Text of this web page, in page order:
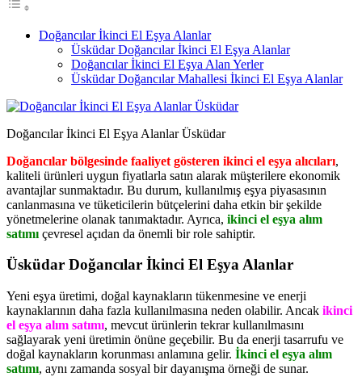
Doğancılar İkinci El Eşya Alanlar
Üsküdar Doğancılar İkinci El Eşya Alanlar
Doğancılar İkinci El Eşya Alan Yerler
Üsküdar Doğancılar Mahallesi İkinci El Eşya Alanlar
Doğancılar İkinci El Eşya Alanlar Üsküdar
Doğancılar bölgesinde faaliyet gösteren ikinci el eşya alıcıları,
kaliteli ürünleri uygun fiyatlarla satın alarak müşterilere ekonomik
avantajlar sunmaktadır. Bu durum, kullanılmış eşya piyasasının
canlanmasına ve tüketicilerin bütçelerini daha etkin bir şekilde
yönetmelerine olanak tanımaktadır. Ayrıca, ikinci el eşya alım
satımı çevresel açıdan da önemli bir role sahiptir.
Üsküdar Doğancılar İkinci El Eşya Alanlar
Yeni eşya üretimi, doğal kaynakların tükenmesine ve enerji
kaynaklarının daha fazla kullanılmasına neden olabilir. Ancak ikinci
el eşya alım satımı, mevcut ürünlerin tekrar kullanılmasını
sağlayarak yeni üretimin önüne geçebilir. Bu da enerji tasarrufu ve
doğal kaynakların korunması anlamına gelir. İkinci el eşya alım
satımı, aynı zamanda sosyal bir dayanışma örneği de sunar.